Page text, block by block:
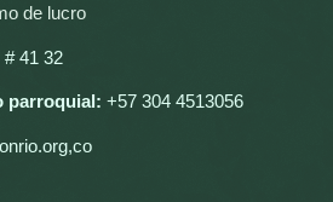
de lucro
41 32
parroquial: +57 304 4513056